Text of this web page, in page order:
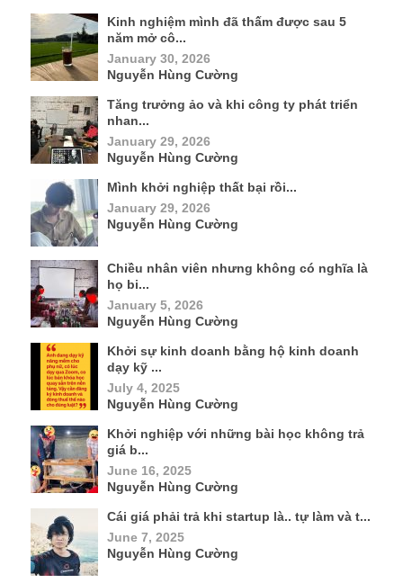
Kinh nghiệm mình đã thấm được sau 5
năm mở cô...
January 30, 2026
Nguyễn Hùng Cường
Tăng trưởng ảo và khi công ty phát triển
nhan...
January 29, 2026
Nguyễn Hùng Cường
Mình khởi nghiệp thất bại rồi...
January 29, 2026
Nguyễn Hùng Cường
Chiều nhân viên nhưng không có nghĩa là
họ bi...
January 5, 2026
Nguyễn Hùng Cường
Khởi sự kinh doanh bằng hộ kinh doanh
dạy kỹ ...
July 4, 2025
Nguyễn Hùng Cường
Khởi nghiệp với những bài học không trả
giá b...
June 16, 2025
Nguyễn Hùng Cường
Cái giá phải trả khi startup là.. tự làm và t...
June 7, 2025
Nguyễn Hùng Cường